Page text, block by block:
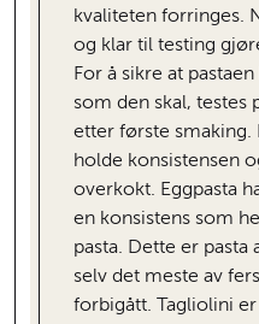
kvaliteten forringes.
og klar til testing
For å sikre at
som den skal, testes
etter første smaking.
holde konsistensen
overkokt. Eggpasta
en konsistens som
pasta. Dette er pasta
selv det meste av
forbigått. Tagliolini